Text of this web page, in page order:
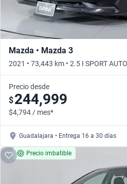
Mazda • Mazda 3
2021 • 73,443 km • 2.5 I SPORT
Precio desde
$244,999
$4,794 / mes*
Guadalajara • Entrega 16 a 30 días
Precio imbatible